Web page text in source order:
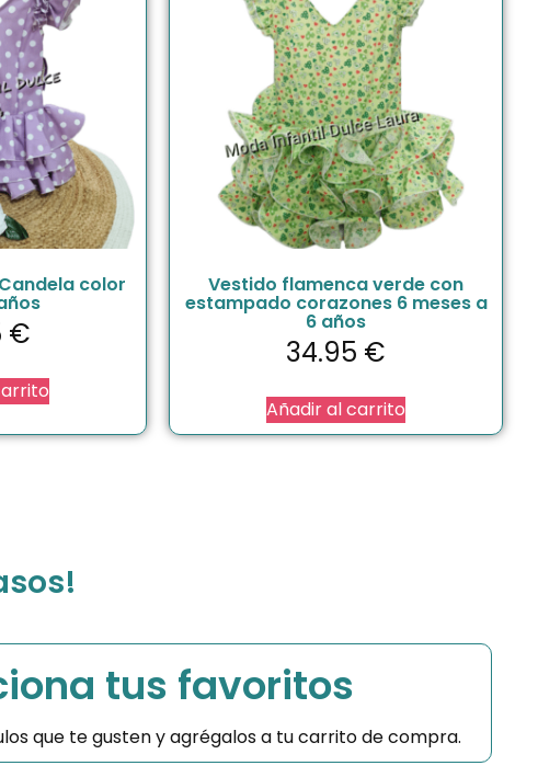
color
€
Vestido flamenca verde con
estampado corazones 6 meses a
6 años
34.95 €
Añadir al carrito
tus favoritos
que te gusten y agrégalos a tu carrito de compra.